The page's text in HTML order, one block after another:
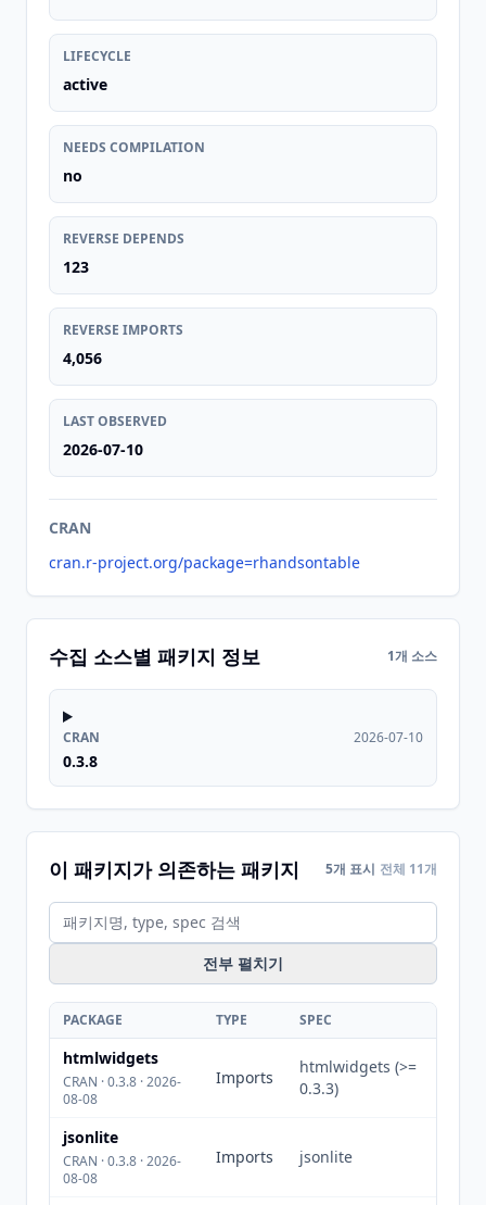
LIFECYCLE
active
NEEDS COMPILATION
no
REVERSE DEPENDS
123
REVERSE IMPORTS
4,056
LAST OBSERVED
2026-07-10
CRAN
cran.r-project.org/package=rhandsontable
수집 소스별 패키지 정보 1개 소스
CRAN
0.3.8
2026-07-10
이 패키지가 의존하는 패키지 5개 표시 전체 11개
전부 펼치기
PACKAGE TYPE SPEC
htmlwidgets
CRAN · 0.3.8 · 2026-
08-08
Imports
htmlwidgets (>=
0.3.3)
jsonlite
CRAN · 0.3.8 · 2026-
08-08
Imports jsonlite